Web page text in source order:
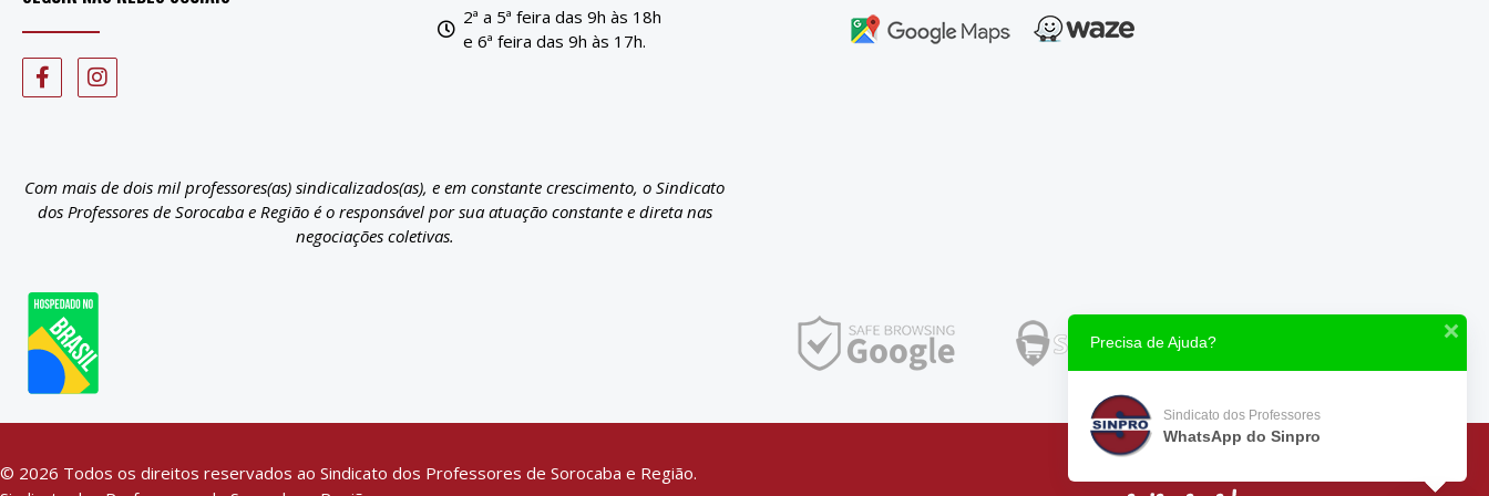
2ª a 5ª feira das 9h às 18h
e 6ª feira das 9h às 17h.
Com mais de dois mil professores(as) sindicalizados(as), e em constante crescimento, o Sindicato
dos Professores de Sorocaba e Região é o responsável por sua atuação constante e direta nas
negociações coletivas.
© 2026 Todos os direitos reservados ao Sindicato dos Professores de Sorocaba e Região.
Precisa de Ajuda?
Sindicato dos Professores
WhatsApp do Sinpro